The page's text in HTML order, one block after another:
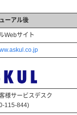
ーアル後
Webサイト
様サービスデスク
115-844)